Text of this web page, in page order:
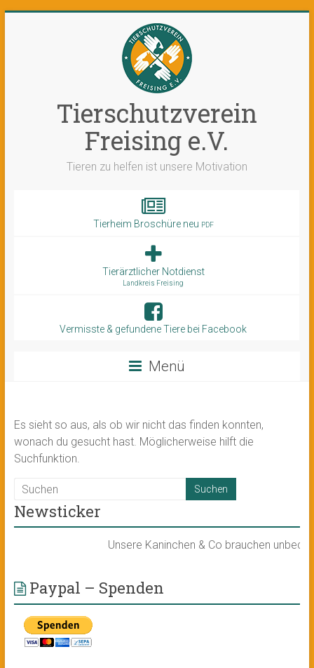
Tierschutzverein
Freising e.V.
Tieren zu helfen ist unsere Motivation
Tierheim Broschüre neu PDF
Tierärztlicher Notdienst
Landkreis Freising
Vermisste & gefundene Tiere bei Facebook
Menü
Es sieht so aus, als ob wir nicht das finden konnten,
wonach du gesucht hast. Möglicherweise hilft die
Suchfunktion.
Newsticker
Unsere Kaninchen & Co brauchen
Paypal – Spenden